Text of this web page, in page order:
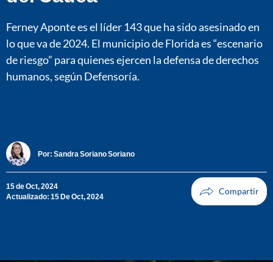
Ferney Aponte es el líder 143 que ha sido asesinado en
lo que va de 2024. El municipio de Florida es “escenario
de riesgo” para quienes ejercen la defensa de derechos
humanos, según Defensoría.
Por: Sandra Soriano Soriano
15 de Oct, 2024
Actualizado: 15 De Oct, 2024